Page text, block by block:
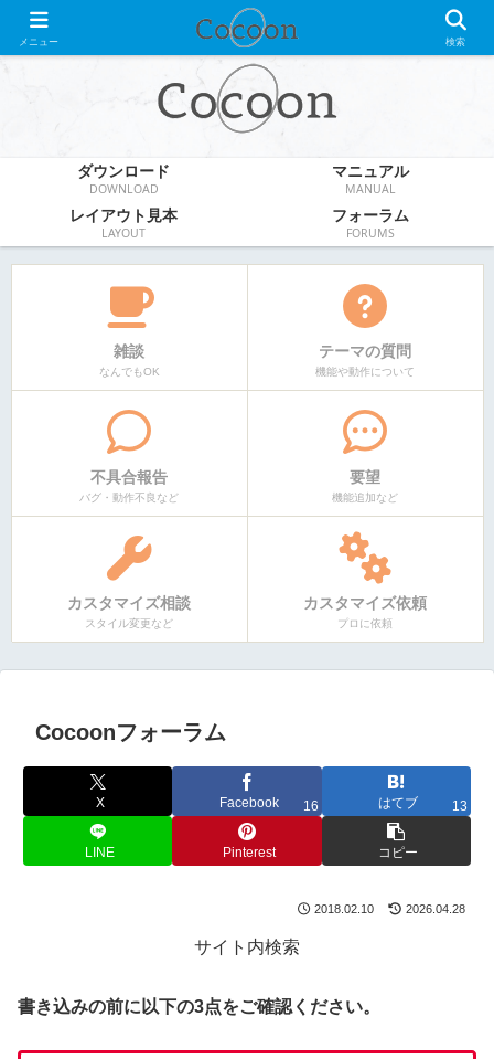
WordPress無料テーマ
ダウンロード
DOWNLOAD
マニュアル
MANUAL
レイアウト見本
LAYOUT
フォーラム
FORUMS
雑談
なんでもOK
テーマの質問
機能や動作について
不具合報告
バグ・動作不良など
要望
機能追加など
カスタマイズ相談
スタイル変更など
カスタマイズ依頼
プロに依頼
Cocoonフォーラム
X Facebook 16 はてブ 13
LINE Pinterest コピー
2018.02.10 2026.04.28
サイト内検索
書き込みの前に以下の3点をご確認ください。
メニュー 検索